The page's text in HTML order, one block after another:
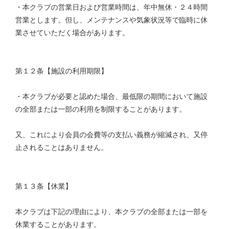
・本クラブの営業日および営業時間は、年中無休・２４時間
営業とします。但し、メンテナンスや気象状況等で臨時に休
業させていただく場合があります。
第１２条【施設の利用期限】
・本クラブが必要と認めた場合、最低限の期間において施設
の全部または一部の利用を制限することがあります。
又、これにより会員の会費等の支払い義務が縮減され、又停
止されることはありません。
第１３条【休業】
本クラブは下記の理由により、本クラブの全部または一部を
休業することがあります。